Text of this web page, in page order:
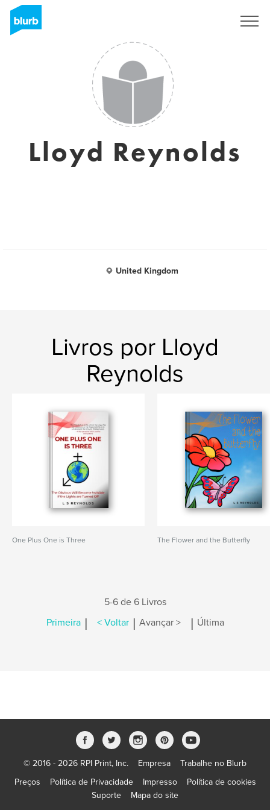
Lloyd Reynolds
United Kingdom
Livros por Lloyd
Reynolds
One Plus One is Three The Flower and the Butterfly
5-6 de 6 Livros
Primeira | < Voltar | Avançar > | Última
© 2016 - 2026 RPI Print, Inc. Empresa
Trabalhe no Blurb
Preços
Política de Privacidade Impresso
Política de cookies
Suporte
Mapa do site